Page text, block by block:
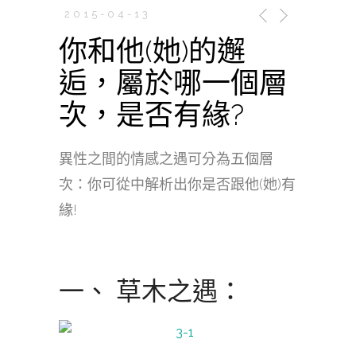
2015-04-13
你和他(她)的邂
逅，屬於哪一個層
次，是否有緣?
異性之間的情感之遇可分為五個層
次：你可從中解析出你是否跟他(她)有
緣!
一、 草木之遇：